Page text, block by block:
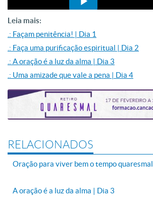
Leia mais:
.: Façam penitência! | Dia 1
.: Faça uma purificação espiritual | Dia 2
.: A oração é a luz da alma | Dia 3
.: Uma amizade que vale a pena | Dia 4
RELACIONADOS
Oração para viver bem o tempo quaresmal
A oração é a luz da alma | Dia 3